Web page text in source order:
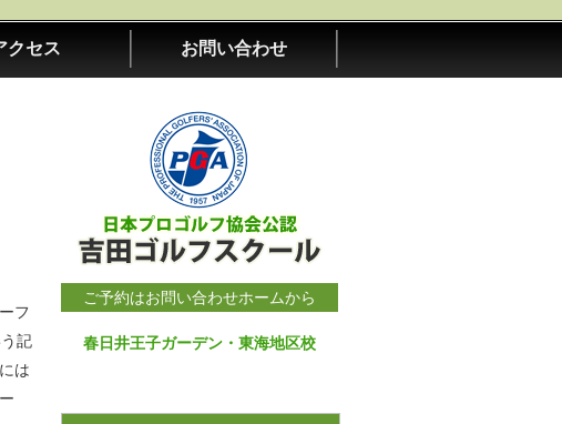
クセス お問い合わせ
フ
記
は
ご予約はお問い合わせホームから
春日井王子ガーデン・東海地区校